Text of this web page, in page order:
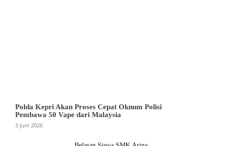
Polda Kepri Akan Proses Cepat Oknum Polisi
Pembawa 50 Vape dari Malaysia
3 Juni 2026